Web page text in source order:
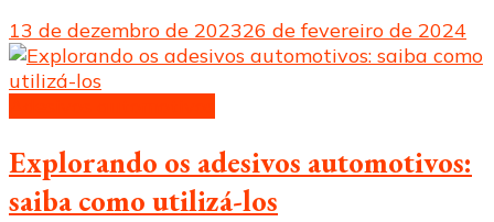
13 de dezembro de 202326 de fevereiro de 2024
Explorando os adesivos automotivos:
saiba como utilizá-los